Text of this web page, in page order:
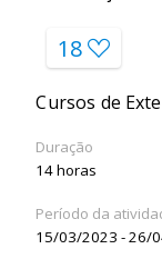
18
Cursos de
Duração
14 horas
Período da
15/03/2023 - 26/